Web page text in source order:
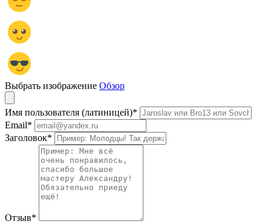
Выбрать изображение Обзор
Имя пользователя (латиницей)*
Email*
Заголовок*
Отзыв*